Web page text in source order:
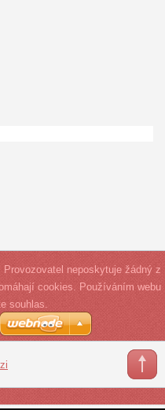
neposkytuje žádný z
cookies. Používáním webu
souhlas.